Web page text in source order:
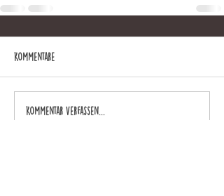
Kommentare
Kommentar verfassen...